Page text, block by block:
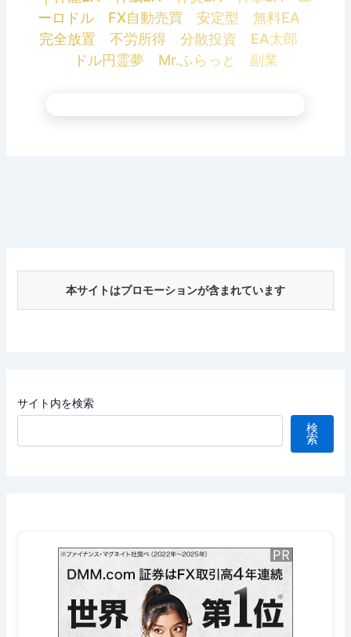
ーロドル FX自動売買 安定型 無料EA
完全放置 不労所得 分散投資 EA太郎
ドル円霊夢 Mr.ふらっと 副業
本サイトはプロモーションが含まれています
サイト内を検索
検
索